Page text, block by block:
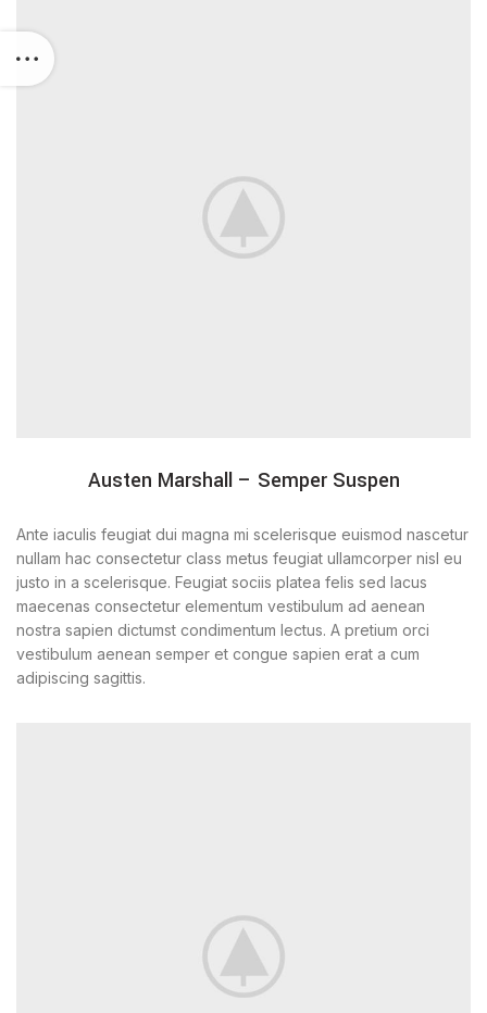
Austen Marshall – Semper Suspen
Ante iaculis feugiat dui magna mi scelerisque euismod nascetur
nullam hac consectetur class metus feugiat ullamcorper nisl eu
justo in a scelerisque. Feugiat sociis platea felis sed lacus
maecenas consectetur elementum vestibulum ad aenean
nostra sapien dictumst condimentum lectus. A pretium orci
vestibulum aenean semper et congue sapien erat a cum
adipiscing sagittis.